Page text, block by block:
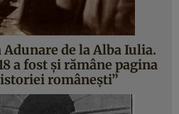
de la Alba Iulia.
a fost şi rămâne pagina
româneşti”